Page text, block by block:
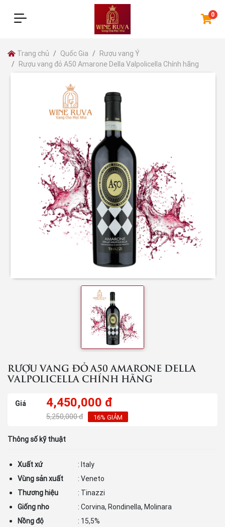
0
Trang chủ Quốc Gia
Rượu vang Ý
Rượu vang đỏ A50 Amarone Della Valpolicella Chính hãng
RƯỢU VANG ĐỎ A50 AMARONE DELLA
VALPOLICELLA CHÍNH HÃNG
Giá 4,450,000 đ
5,250,000 đ 16% GIẢM
Thông số kỹ thuật
Xuất xứ
: Italy
Vùng sản xuất
: Veneto
Thương hiệu
: Tinazzi
Giống nho
: Corvina, Rondinella, Molinara
Nồng độ
: 15,5%